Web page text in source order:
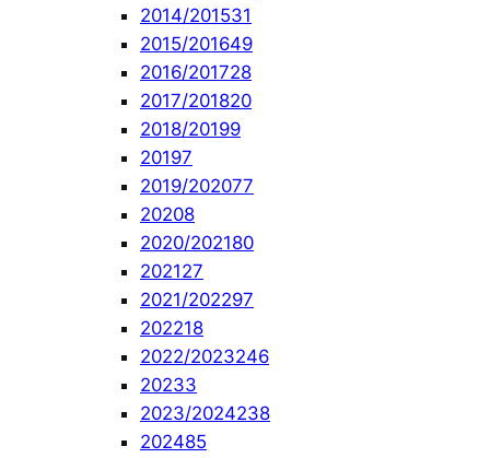
2014/201531
2015/201649
2016/201728
2017/201820
2018/20199
20197
2019/202077
20208
2020/202180
202127
2021/202297
202218
2022/2023246
20233
2023/2024238
202485